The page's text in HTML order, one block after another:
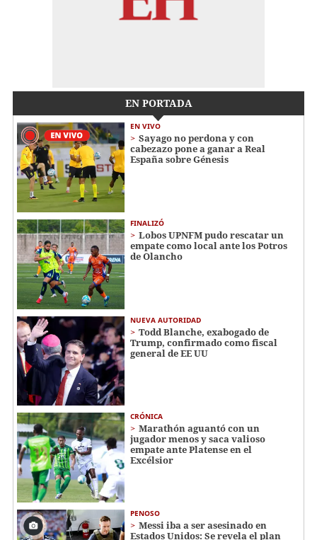
EN PORTADA
EN VIVO
Sayago no perdona y con
cabezazo pone a ganar a Real
España sobre Génesis
FINALIZÓ
Lobos UPNFM pudo rescatar un
empate como local ante los Potros
de Olancho
NUEVA AUTORIDAD
Todd Blanche, exabogado de
Trump, confirmado como fiscal
general de EE UU
CRÓNICA
Marathón aguantó con un
jugador menos y saca valioso
empate ante Platense en el
Excélsior
PENOSO
Messi iba a ser asesinado en
Estados Unidos: Se revela el plan